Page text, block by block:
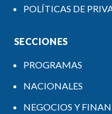
POLÍTICAS DE
SECCIONES
PROGRAMAS
NACIONALES
NEGOCIOS Y